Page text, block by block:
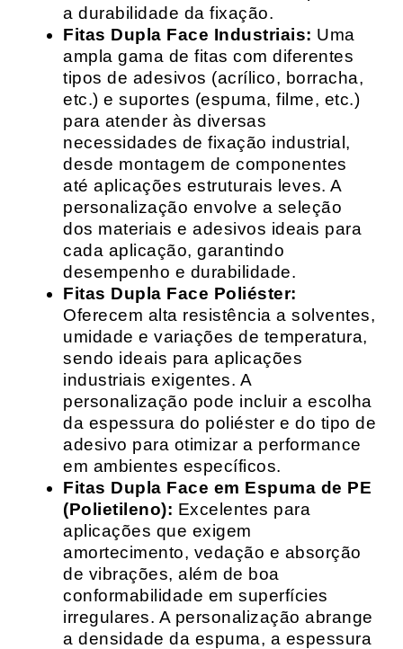
a durabilidade da fixação.
Fitas Dupla Face Industriais: Uma
ampla gama de fitas com diferentes
tipos de adesivos (acrílico, borracha,
etc.) e suportes (espuma, filme, etc.)
para atender às diversas
necessidades de fixação industrial,
desde montagem de componentes
até aplicações estruturais leves. A
personalização envolve a seleção
dos materiais e adesivos ideais para
cada aplicação, garantindo
desempenho e durabilidade.
Fitas Dupla Face Poliéster:
Oferecem alta resistência a solventes,
umidade e variações de temperatura,
sendo ideais para aplicações
industriais exigentes. A
personalização pode incluir a escolha
da espessura do poliéster e do tipo de
adesivo para otimizar a performance
em ambientes específicos.
Fitas Dupla Face em Espuma de PE
(Polietileno): Excelentes para
aplicações que exigem
amortecimento, vedação e absorção
de vibrações, além de boa
conformabilidade em superfícies
irregulares. A personalização abrange
a densidade da espuma, a espessura